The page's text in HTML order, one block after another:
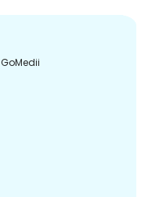
احصل على العلاج في المدن التي تختارها مع GoMedii